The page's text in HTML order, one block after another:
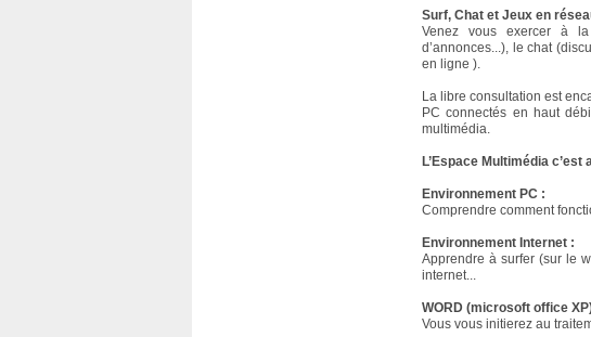
Surf, Chat et Jeux en
Venez vous exercer à
d’annonces...), le chat
en ligne ).
La libre consultation est
PC connectés en haut
multimédia.
L’Espace Multimédia
Environnement PC :
Comprendre comment
Environnement Internet :
Apprendre à surfer (sur le
internet...
WORD (microsoft office
Vous vous initierez au